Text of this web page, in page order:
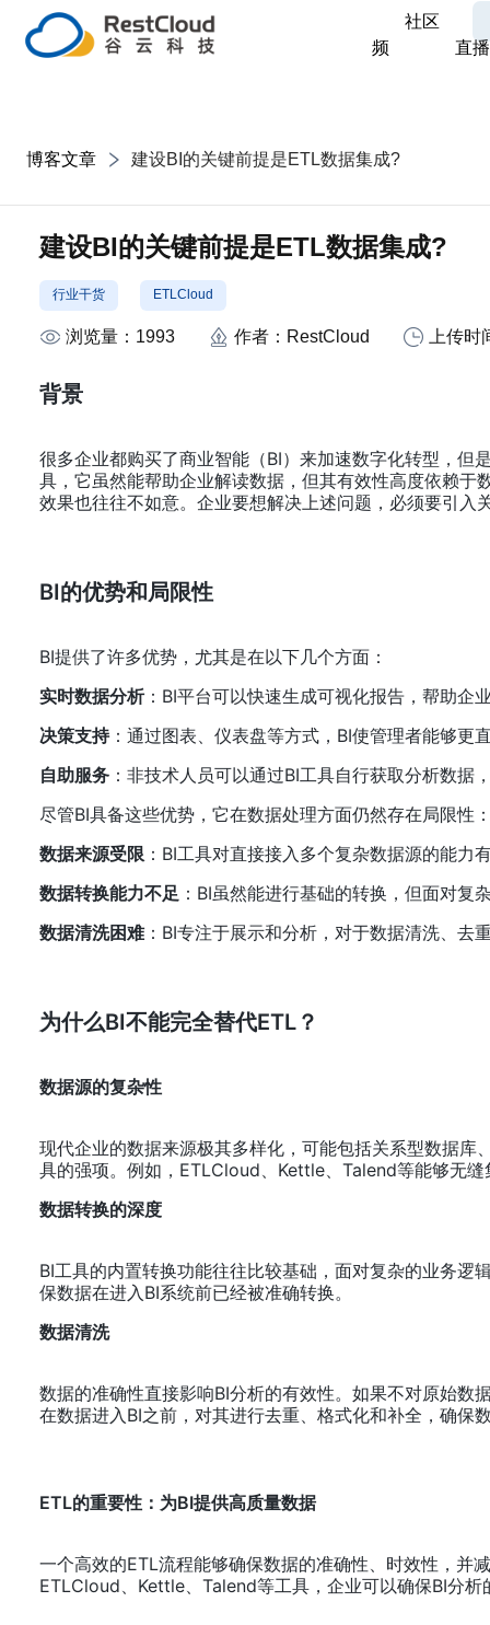
社区
频
直播
博客文章 建设BI的关键前提是ETL数据集成?
建设BI的关键前提是ETL数据集成?
行业干货 ETLCloud
浏览量： 1993 作者： RestCloud 上传时
背景
很多企业都购买了商业智能（BI）来加速数字化转型，但
具，它虽然能帮助企业解读数据，但其有效性高度依赖
效果也往往不如意。企业要想解决上述问题，必须要引
BI的优势和局限性
BI提供了许多优势，尤其是在以下几个方面：
实时数据分析：BI平台可以快速生成可视化报告，帮助企
决策支持：通过图表、仪表盘等方式，BI使管理者能够更
自助服务 ：非技术人员可以通过BI工具自行获取分析数据
尽管BI具备这些优势，它在数据处理方面仍然存在局限性
数据来源受限 ：BI工具对直接接入多个复杂数据源的能力
数据转换能力不足 ：BI虽然能进行基础的转换，但面对复
数据清洗困难：BI专注于展示和分析，对于数据清洗、去
为什么BI不能完全替代ETL ？
数据源的复杂性
现代企业的数据来源极其多样化，可能包括关系型数据
具的强项。例如，ETLCloud、Kettle、Talend等能够无
数据转换的深度
BI工具的内置转换功能往往比较基础，面对复杂的业务
保数据在进入BI系统前已经被准确转换。
数据清洗
数据的准确性直接影响BI分析的有效性。如果不对原始
在数据进入BI之前，对其进行去重、格式化和补全，确保
ETL的重要性：为BI提供高质量数据
一个高效的ETL流程能够确保数据的准确性、时效性，并
ETLCloud、Kettle、Talend等工具，企业可以确保BI分